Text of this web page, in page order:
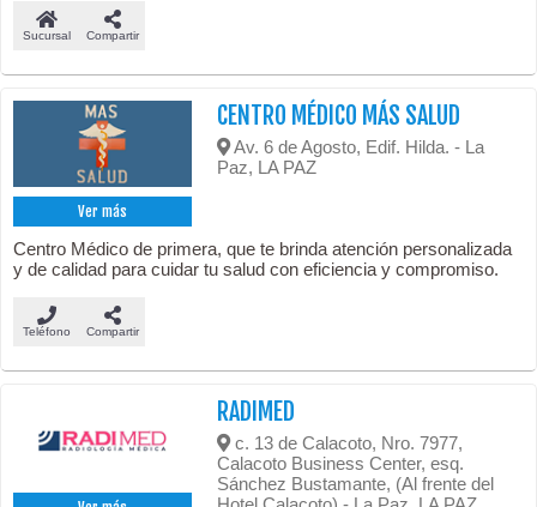
Sucursal Compartir
Ver más
CENTRO MÉDICO MÁS SALUD
Av. 6 de Agosto, Edif. Hilda. - La
Paz, LA PAZ
Centro Médico de primera, que te brinda atención personalizada
y de calidad para cuidar tu salud con eficiencia y compromiso.
Teléfono Compartir
RADIMED
c. 13 de Calacoto, Nro. 7977,
Calacoto Business Center, esq.
Sánchez Bustamante, (Al frente del